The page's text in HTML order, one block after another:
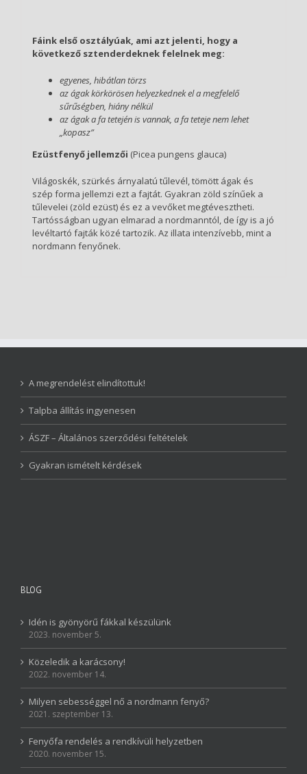
Fáink első osztályúak, ami azt jelenti, hogy a
következő sztenderdeknek felelnek meg:
egyenes, hibátlan törzs
az ágak körkörösen helyezkednek el a megfelelő
sűrűségben, hiány nélkül
az ágak a fa tetején is vannak, a fa teteje nem lehet
„kopasz”
Ezüstfenyő jellemzői (Picea pungens glauca)
Világoskék, szürkés árnyalatú tűlevél, tömött ágak és
szép forma jellemzi ezt a fajtát. Gyakran zöld színűek a
tűlevelei (zöld ezüst) és ez a vevőket megtévesztheti.
Tartósságban ugyan elmarad a nordmanntól, de így is a jó
levéltartó fajták közé tartozik. Az illata intenzívebb, mint a
nordmann fenyőnek.
A megrendelést elindítottuk!
Talpba állítás ingyenesen
ÁSZF – Általános szerződési feltételek
Gyakran ismételt kérdések
BLOG
Idén is gyönyörű fákkal készülünk
2023. november 5.
Közeledik a karácsony!
2022. november 14.
Milyen sebességgel nő a nordmann fenyő?
2021. szeptember 13.
Fenyőfa rendelés a rendkívüli helyzetben
2020. november 15.